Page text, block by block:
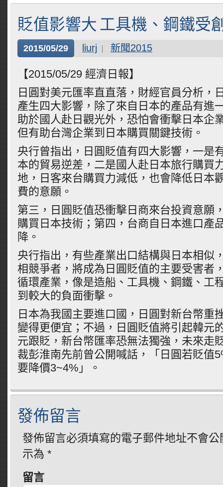
貶值影響大 工具機、鋼鐵受
2015/05/29 liurj 新聞2015
【2015/05/29 經濟日報】
日圓對美元匯率直直落，財經官員分析，
產生四大影響，除了來自日本的產品有進
助於國人赴日觀光外，恐怕會衝擊日本企
但有助台灣企業到日本購買關鍵技術。
央行曾指出，日圓貶值有四大影響，一是
本的貿易逆差，二是國人赴日本旅行購買
地，日客來台購買力減低，也會降低日本
費的意願。
第三，日圓貶值恐衝擊日商來台投資意願
購買日本技術；第四，台商自日本進口產
降。
央行指出，有些產業出口結構與日本相似
相競爭者，將成為日圓貶值的主要受害者
循環產業，像是造船、工具機、鋼鐵、工
到較大的負面衝擊。
日本為我國主要進口國，日圓對新台幣重
變得更便宜；不過，日圓貶值將引起韓元
元跟貶，新台幣匯率恐無法獨強，未來走
裁彭淮南先前曾公開喊話，「日圓若貶值
要降價3~4%」。
發佈留言
發佈留言必須填寫的電子郵件地址不會公
示為 *
留言